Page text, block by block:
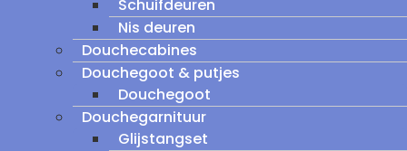
Schuifdeuren
Nis deuren
Douchecabines
Douchegoot & putjes
Douchegoot
Douchegarnituur
Glijstangset